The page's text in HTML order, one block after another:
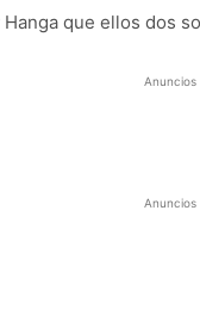
que ellos dos
Anuncios
Anuncios